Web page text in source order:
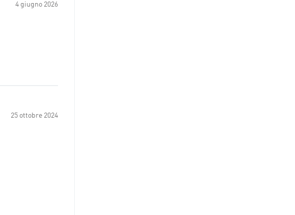
4 giugno 2026
25 ottobre 2024